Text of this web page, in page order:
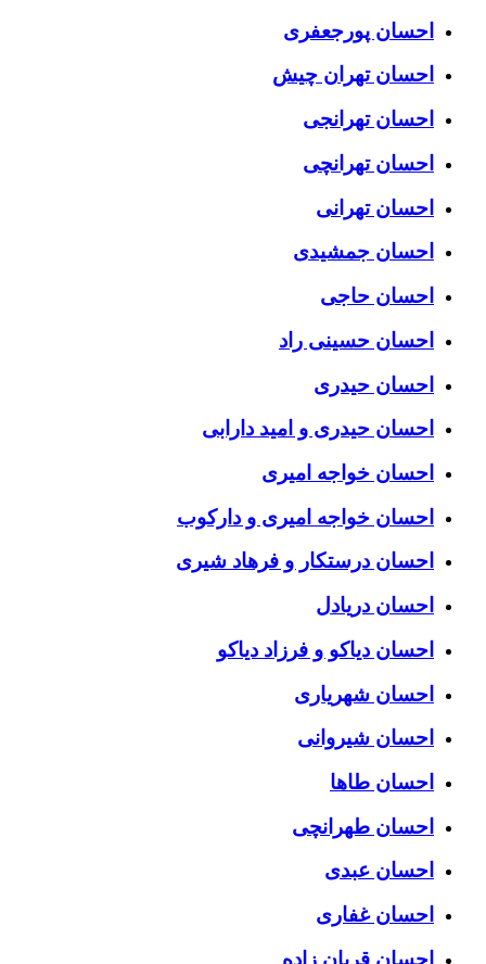
احسان پورجعفری
احسان تهران چیش
احسان تهرانجی
احسان تهرانچی
احسان تهرانی
احسان جمشیدی
احسان حاجی
احسان حسینی راد
احسان حیدری
احسان حیدری و امید دارابی
احسان خواجه امیری
احسان خواجه امیری و دارکوب
احسان درستكار و فرهاد شيرى
احسان دریادل
احسان دیاکو و فرزاد دیاکو
احسان شهریاری
احسان شیروانی
احسان طاها
احسان طهرانچی
احسان عبدی
احسان غفاری
احسان قربان زاده